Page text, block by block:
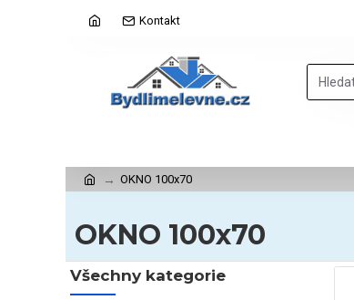
Kontakt
OKNO 100x70
OKNO 100x70
Všechny kategorie